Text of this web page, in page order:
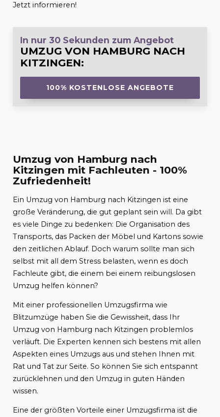
Jetzt informieren!
In nur 30 Sekunden zum Angebot
UMZUG VON HAMBURG NACH
KITZINGEN:
100% KOSTENLOSE ANGEBOTE
Umzug von Hamburg nach
Kitzingen mit Fachleuten - 100%
Zufriedenheit!
Ein Umzug von Hamburg nach Kitzingen ist eine
große Veränderung, die gut geplant sein will. Da gibt
es viele Dinge zu bedenken: Die Organisation des
Transports, das Packen der Möbel und Kartons sowie
den zeitlichen Ablauf. Doch warum sollte man sich
selbst mit all dem Stress belasten, wenn es doch
Fachleute gibt, die einem bei einem reibungslosen
Umzug helfen können?
Mit einer professionellen Umzugsfirma wie
Blitzumzüge haben Sie die Gewissheit, dass Ihr
Umzug von Hamburg nach Kitzingen problemlos
verläuft. Die Experten kennen sich bestens mit allen
Aspekten eines Umzugs aus und stehen Ihnen mit
Rat und Tat zur Seite. So können Sie sich entspannt
zurücklehnen und den Umzug in guten Händen
wissen.
Eine der größten Vorteile einer Umzugsfirma ist die